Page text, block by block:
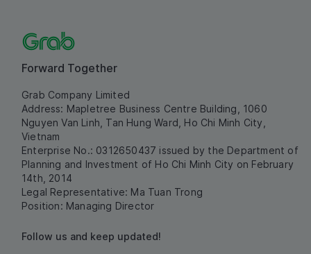
Forward Together
Grab Company Limited
Address: Mapletree Business Centre Building, 1060
Nguyen Van Linh, Tan Hung Ward, Ho Chi Minh City,
Vietnam
Enterprise No.: 0312650437 issued by the Department of
Planning and Investment of Ho Chi Minh City on February
14th, 2014
Legal Representative: Ma Tuan Trong
Position: Managing Director
Follow us and keep updated!